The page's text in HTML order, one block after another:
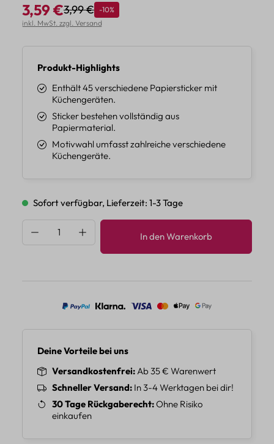
Verkaufspreis:
3,59 €Regulärer Preis:
3,99 € Rabatt
-10%
inkl. MwSt. zzgl. Versand
Produkt-Highlights
Enthält 45 verschiedene Papiersticker mit
Küchengeräten.
Sticker bestehen vollständig aus
Papiermaterial.
Motivwahl umfasst zahlreiche verschiedene
Küchengeräte.
Sofort verfügbar, Lieferzeit: 1-3 Tage
Produkt Anzahl: Gib den gewünschten
In den Warenkorb
Deine Vorteile bei uns
Versandkostenfrei Ab 35 € Warenwert
Schneller Versand In 3-4 Werktagen bei dir!
30 Tage Rückgaberecht Ohne Risiko
einkaufen